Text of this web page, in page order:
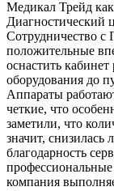
Медикал Трейд
Диагностический
Сотрудничество с
положительные
оснастить
оборудования до
Аппараты
четкие, что
заметили, что
значит, снизилась
благодарность
компания